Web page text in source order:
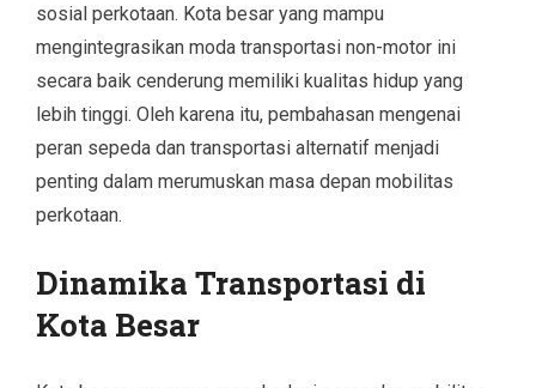
sosial perkotaan. Kota besar yang mampu
mengintegrasikan moda transportasi non-motor ini
secara baik cenderung memiliki kualitas hidup yang
lebih tinggi. Oleh karena itu, pembahasan mengenai
peran sepeda dan transportasi alternatif menjadi
penting dalam merumuskan masa depan mobilitas
perkotaan.
Dinamika Transportasi di
Kota Besar